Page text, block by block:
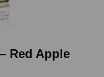
Red Apple